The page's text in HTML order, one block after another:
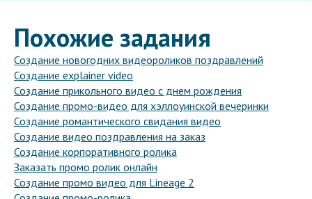
Похожие задания
Создание новогодних видеороликов поздравлений
Создание explainer video
Создание прикольного видео с днем рождения
Создание промо-видео для хэллоуинской вечеринки
Создание романтического свидания видео
Создание видео поздравления на заказ
Создание корпоративного ролика
Заказать промо ролик онлайн
Создание промо видео для Lineage 2